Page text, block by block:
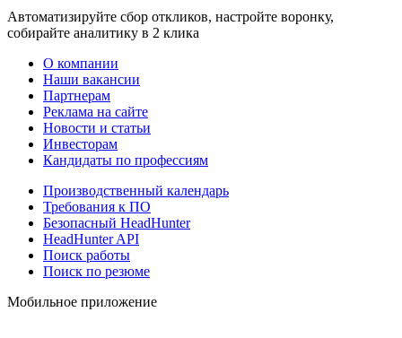
Автоматизируйте сбор откликов, настройте воронку,
собирайте аналитику в 2 клика
О компании
Наши вакансии
Партнерам
Реклама на сайте
Новости и статьи
Инвесторам
Кандидаты по профессиям
Производственный календарь
Требования к ПО
Безопасный HeadHunter
HeadHunter API
Поиск работы
Поиск по резюме
Мобильное приложение